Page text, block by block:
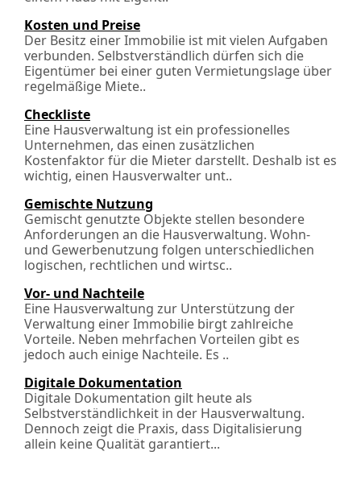
Kosten und Preise
Der Besitz einer Immobilie ist mit vielen Aufgaben
verbunden. Selbstverständlich dürfen sich die
Eigentümer bei einer guten Vermietungslage über
regelmäßige Miete..
Checkliste
Eine Hausverwaltung ist ein professionelles
Unternehmen, das einen zusätzlichen
Kostenfaktor für die Mieter darstellt. Deshalb ist es
wichtig, einen Hausverwalter unt..
Gemischte Nutzung
Gemischt genutzte Objekte stellen besondere
Anforderungen an die Hausverwaltung. Wohn-
und Gewerbenutzung folgen unterschiedlichen
logischen, rechtlichen und wirt­sc..
Vor- und Nachteile
Eine Hausverwaltung zur Unterstützung der
Verwaltung einer Immobilie birgt zahlreiche
Vorteile. Neben mehrfachen Vorteilen gibt es
jedoch auch einige Nachteile. Es ..
Digitale Dokumentation
Digitale Dokumentation gilt heute als
Selbstverständlichkeit in der Hausverwaltung.
Dennoch zeigt die Praxis, dass Digitalisierung
allein keine Qualität garantiert...